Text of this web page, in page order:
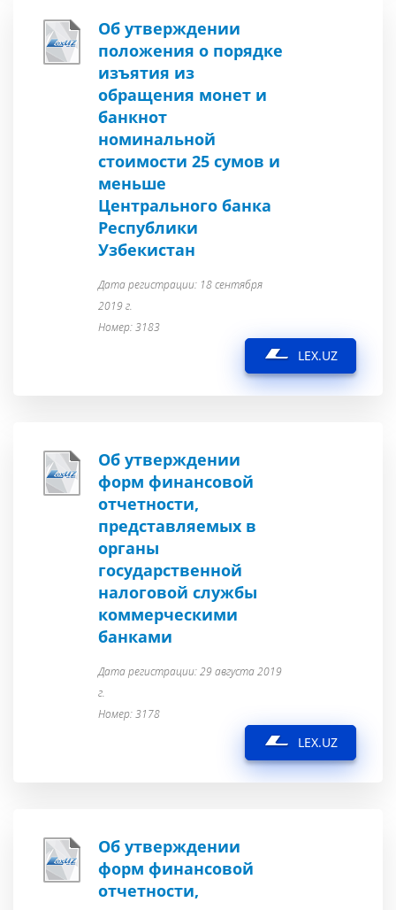
Об утверждении
положения о порядке
изъятия из
обращения монет и
банкнот
номинальной
стоимости 25 сумов и
меньше
Центрального банка
Республики
Узбекистан
Дата регистрации: 18 сентября
2019 г.
Номер: 3183
LEX.UZ
Об утверждении
форм финансовой
отчетности,
представляемых в
органы
государственной
налоговой службы
коммерческими
банками
Дата регистрации: 29 августа 2019
г.
Номер: 3178
LEX.UZ
Об утверждении
форм финансовой
отчетности,